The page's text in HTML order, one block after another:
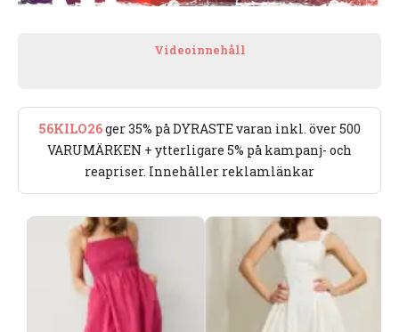
Videoinnehåll
56KILO26ger 35% på DYRASTE varan inkl. över 500
VARUMÄRKEN + ytterligare 5% på kampanj- och
reapriser. Innehåller reklamlänkar